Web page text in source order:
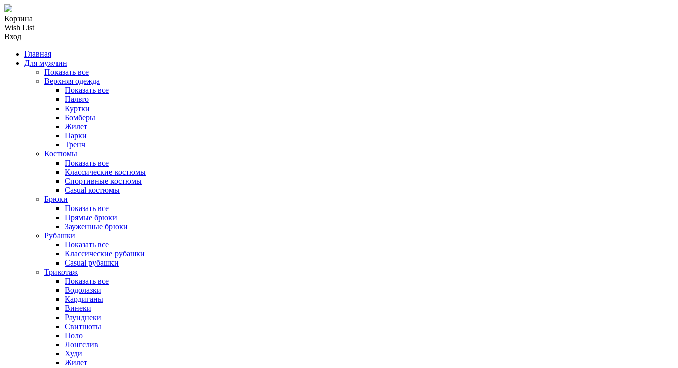
Корзина
Wish List
Вход
Главная
Для мужчин
Показать все
Верхняя одежда
Показать все
Пальто
Куртки
Бомберы
Жилет
Парки
Тренч
Костюмы
Показать все
Классические костюмы
Спортивные костюмы
Casual костюмы
Брюки
Показать все
Прямые брюки
Зауженные брюки
Рубашки
Показать все
Классические рубашки
Casual рубашки
Трикотаж
Показать все
Водолазки
Кардиганы
Винеки
Раунднеки
Свитшоты
Поло
Лонгслив
Худи
Жилет